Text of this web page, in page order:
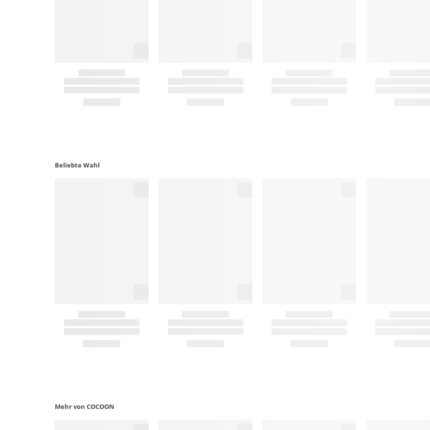
Beliebte Wahl
Mehr von COCOON